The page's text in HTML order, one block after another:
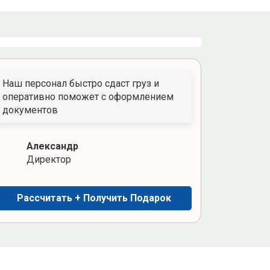
Наш персонал быстро сдаст груз и
оперативно поможет с оформлением
документов
Александр
Директор
Рассчитать + Получить Подарок